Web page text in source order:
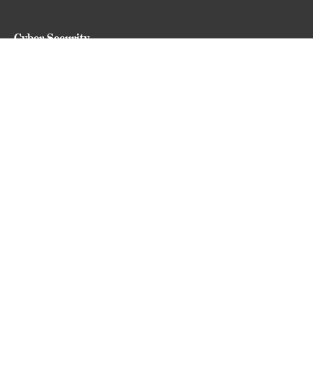
Cyber Security